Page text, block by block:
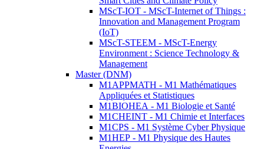
MScT-IOT - MScT-Internet of Things :
Innovation and Management Program
(IoT)
MScT-STEEM - MScT-Energy
Environment : Science Technology &
Management
Master (DNM)
M1APPMATH - M1 Mathématiques
Appliquées et Statistiques
M1BIOHEA - M1 Biologie et Santé
M1CHEINT - M1 Chimie et Interfaces
M1CPS - M1 Système Cyber Physique
M1HEP - M1 Physique des Hautes